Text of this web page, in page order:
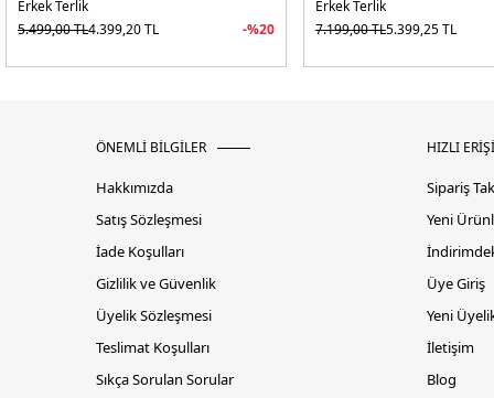
Erkek Terlik
5.499,00TL4.399,20TL -%20
Erkek Terlik
7.199,00TL5.399,25TL
ÖNEMLİ BİLGİLER
Hakkımızda
Satış Sözleşmesi
İade Koşulları
Gizlilik ve Güvenlik
Üyelik Sözleşmesi
Teslimat Koşulları
Sıkça Sorulan Sorular
HIZLI
Sipariş
Yeni
Üye Giriş
Yeni
İletişim
Blog